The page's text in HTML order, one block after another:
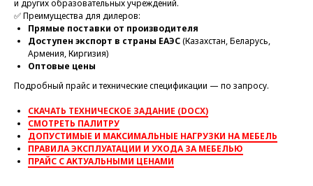
и других образовательных учреждений.
✅ Преимущества для дилеров:
Прямые поставки от производителя
Доступен экспорт в страны ЕАЭС(Казахстан, Беларусь,
Армения, Киргизия)
Оптовые цены
Подробный прайс и технические спецификации — по запросу.
СКАЧАТЬ ТЕХНИЧЕСКОЕ ЗАДАНИЕ (DOCX)
СМОТРЕТЬ ПАЛИТРУ
ДОПУСТИМЫЕ И МАКСИМАЛЬНЫЕ НАГРУЗКИ НА МЕБЕЛЬ
ПРАВИЛА ЭКСПЛУАТАЦИИ И УХОДА ЗА МЕБЕЛЬЮ
ПРАЙС С АКТУАЛЬНЫМИ ЦЕНАМИ